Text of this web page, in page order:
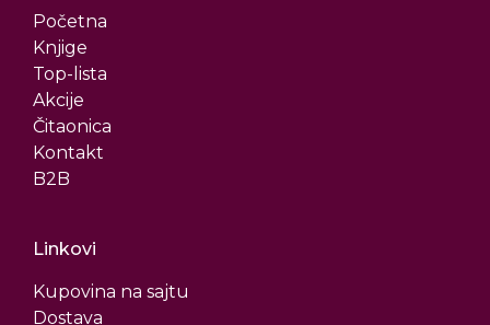
Početna
Knjige
Top-lista
Akcije
Čitaonica
Kontakt
B2B
Linkovi
Kupovina na sajtu
Dostava